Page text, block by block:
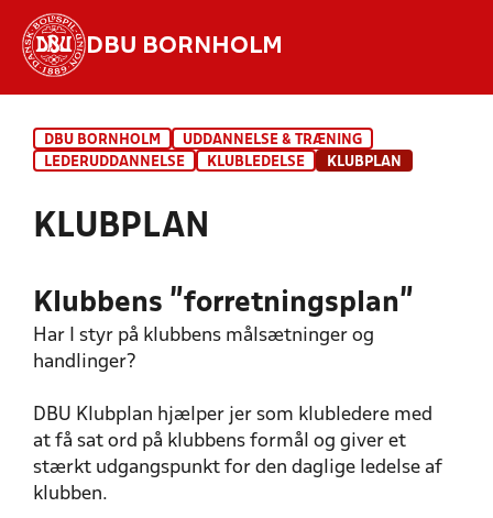
DBU BORNHOLM
INDHOLD OG NYHEDER
DBU BORNHOLM
UDDANNELSE & TRÆNING
LEDERUDDANNELSE
KLUBLEDELSE KLUBPLAN
KLUBPLAN
Klubbens ”forretningsplan”
Har I styr på klubbens målsætninger og
handlinger?
DBU Klubplan hjælper jer som klubledere med
at få sat ord på klubbens formål og giver et
stærkt udgangspunkt for den daglige ledelse af
klubben.